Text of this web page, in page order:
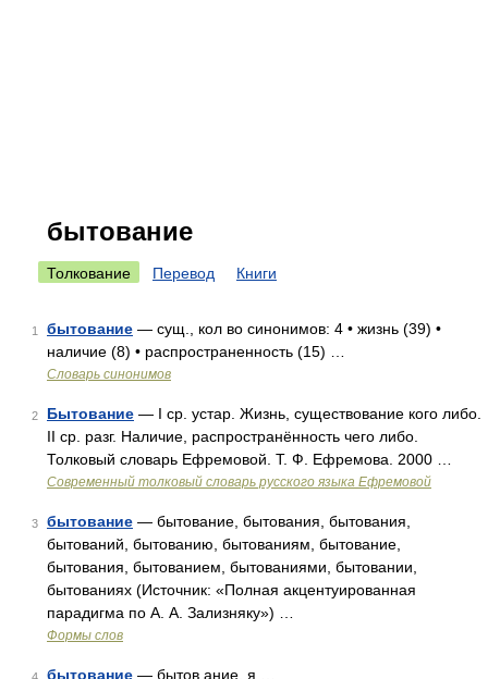
бытование
Толкование Перевод Книги
1 бытование — сущ., кол во синонимов: 4 • жизнь (39) •
наличие (8) • распространенность (15) …
Словарь синонимов
2 Бытование — I ср. устар. Жизнь, существование кого либо.
II ср. разг. Наличие, распространённость чего либо.
Толковый словарь Ефремовой. Т. Ф. Ефремова. 2000 …
Современный толковый словарь русского языка Ефремовой
3 бытование — бытование, бытования, бытования,
бытований, бытованию, бытованиям, бытование,
бытования, бытованием, бытованиями, бытовании,
бытованиях (Источник: «Полная акцентуированная
парадигма по А. А. Зализняку») …
Формы слов
бытование — бытов ание, я …